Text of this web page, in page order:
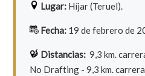
Lugar:Híjar (Teruel).
Fecha:19 de febrero de
Distancias: 9,3 km.
No Drafting - 9,3 km.